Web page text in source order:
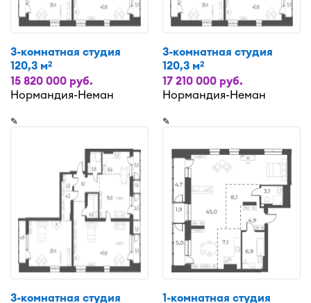
3-комнатная студия
120,3 м2
15 820 000 руб.
Нормандия-Неман
3-комнатная студия
120,3 м2
17 210 000 руб.
Нормандия-Неман
✎
3-комнатная студия
✎
1-комнатная студия